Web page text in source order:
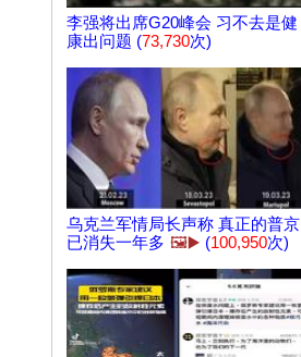
李强将出席G20峰会 习不去是健
康出问题 (73,730次)
乌克兰军情局长声称 真正的普京
已消失一年多 🖼️▶️ (100,950次)